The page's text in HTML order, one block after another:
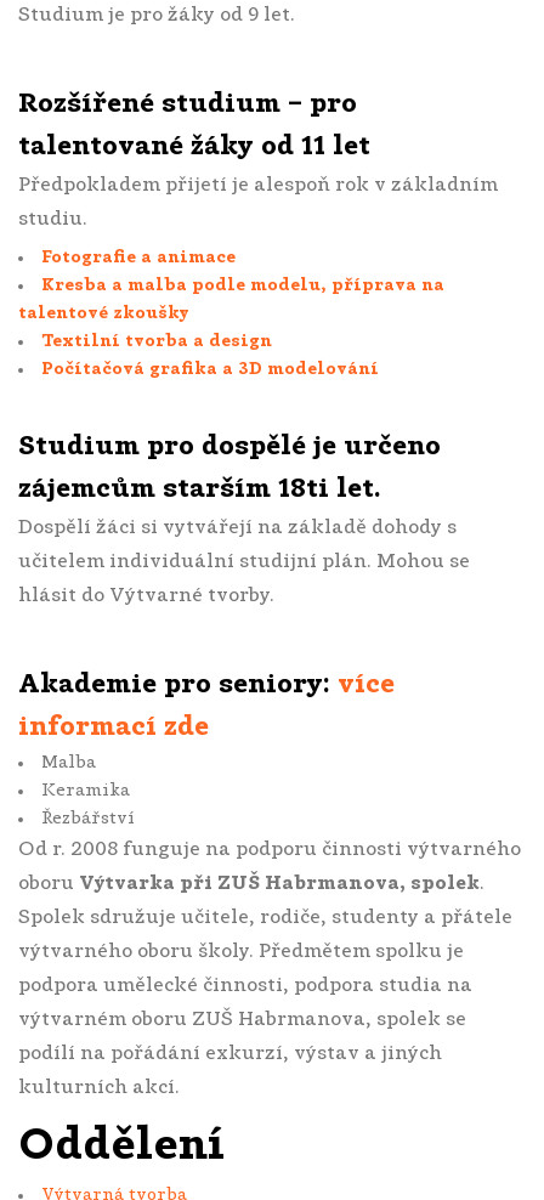
Studium je pro žáky od 9 let.
Rozšířené studium – pro
talentované žáky od 11 let
Předpokladem přijetí je alespoň rok v základním
studiu.
Fotografie a animace
Kresba a malba podle modelu, příprava na
talentové zkoušky
Textilní tvorba a design
Počítačová grafika a 3D modelování
Studium pro dospělé je určeno
zájemcům starším 18ti let.
Dospělí žáci si vytvářejí na základě dohody s
učitelem individuální studijní plán. Mohou se
hlásit do Výtvarné tvorby.
Akademie pro seniory: více
informací zde
Malba
Keramika
Řezbářství
Od r. 2008 funguje na podporu činnosti výtvarného
oboru Výtvarka při ZUŠ Habrmanova, spolek.
Spolek sdružuje učitele, rodiče, studenty a přátele
výtvarného oboru školy. Předmětem spolku je
podpora umělecké činnosti, podpora studia na
výtvarném oboru ZUŠ Habrmanova, spolek se
podílí na pořádání exkurzí, výstav a jiných
kulturních akcí.
Oddělení
Výtvarná tvorba